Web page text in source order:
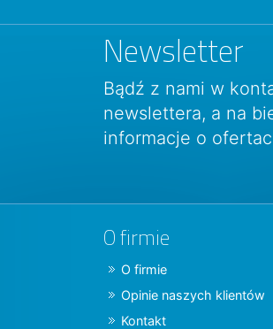
Newsletter
Bądź z nami w
newslettera, a na
informacje o
O firmie
O firmie
Opinie naszych klientów
Kontakt